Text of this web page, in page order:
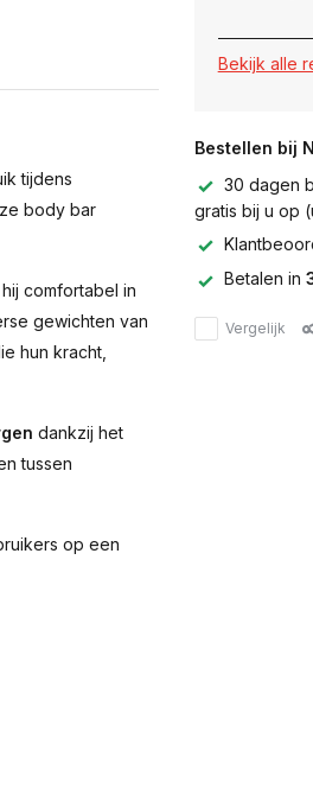
tijdens
body bar
comfortabel in
gewichten van
hun kracht,
dankzij het
tussen
op een
Bekijk alle
Bestellen bij
30 dagen
gratis bij u op
Betalen in
Vergelijk